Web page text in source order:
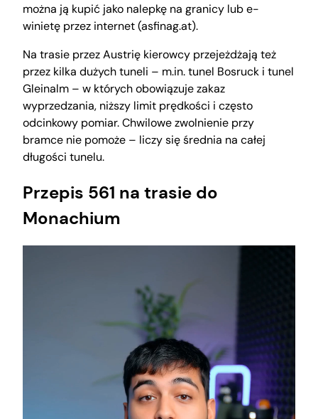
można ją kupić jako nalepkę na granicy lub e-
winietę przez internet (asfinag.at).
Na trasie przez Austrię kierowcy przejeżdżają też
przez kilka dużych tuneli – m.in. tunel Bosruck i tunel
Gleinalm – w których obowiązuje zakaz
wyprzedzania, niższy limit prędkości i często
odcinkowy pomiar. Chwilowe zwolnienie przy
bramce nie pomoże – liczy się średnia na całej
długości tunelu.
Przepis 561 na trasie do
Monachium